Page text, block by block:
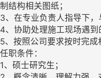
制结构相关图纸；
3、在专业负责人指导下，
4、协助处理施工现场遇到
5、按照公司要求按时完成
任职条件：
1、硕士研究生；